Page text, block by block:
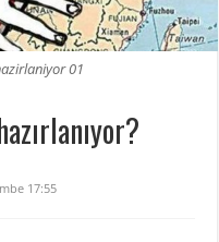
01
17:55